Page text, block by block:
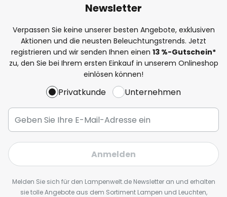
Newsletter
Verpassen Sie keine unserer besten Angebote, exklusiven
Aktionen und die neusten Beleuchtungstrends. Jetzt
registrieren und wir senden Ihnen einen 13 %-Gutschein*
zu, den Sie bei Ihrem ersten Einkauf in unserem Onlineshop
einlösen können!
Privatkunde Unternehmen
Anmelden
Melden Sie sich für den Lampenwelt.de Newsletter an und erhalten
sie tolle Angebote aus dem Sortiment Lampen und Leuchten,